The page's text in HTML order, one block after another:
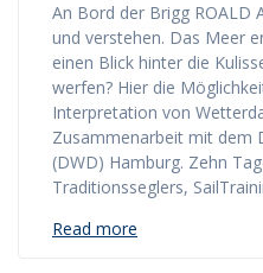
An Bord der Brigg ROALD
und verstehen. Das Meer
einen Blick hinter die
werfen? Hier die
Interpretation von
Zusammenarbeit mit dem
(DWD) Hamburg. Zehn
Traditionsseglers,
Read more